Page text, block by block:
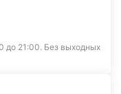
до 21:00. Без выходных